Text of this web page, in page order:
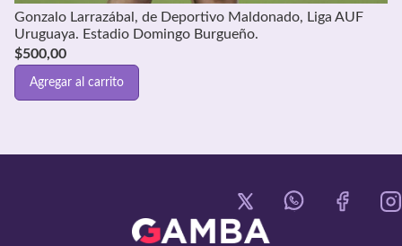
Gonzalo Larrazábal, de Deportivo Maldonado, Liga AUF
Uruguaya. Estadio Domingo Burgueño.
$500,00
Agregar al carrito